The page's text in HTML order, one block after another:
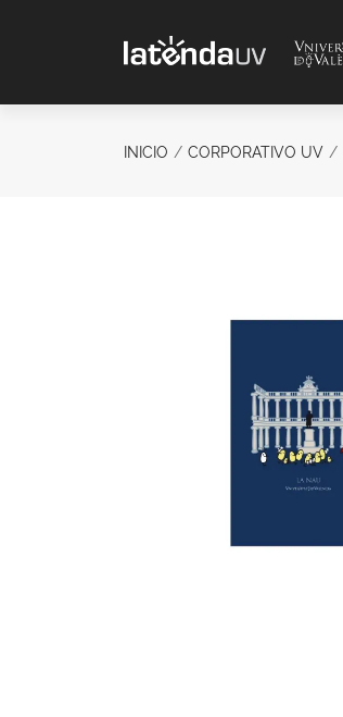
INICIO CORPORATIVO UV